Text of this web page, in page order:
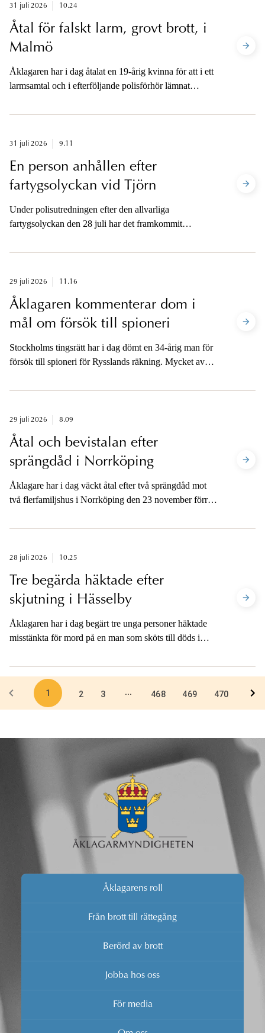
31 juli 2026 10.24
Åtal för falskt larm, grovt brott, i
Malmö
Åklagaren har i dag åtalat en 19-årig kvinna för att i ett
larmsamtal och i efterföljande polisförhör lämnat
förföljt henne, slagit henne och försökt att utsätta henne
agerande gjorde att polisen satte in omfattande
31 juli 2026 9.11
En person anhållen efter
fartygsolyckan vid Tjörn
Under polisutredningen efter den allvarliga
fartygsolyckan den 28 juli har det framkommit
handelsfartyget. Misstankarna gäller vårdslöshet i
Kungälvs kommun.
29 juli 2026 11.16
Åklagaren kommenterar dom i
mål om försök till spioneri
Stockholms tingsrätt har i dag dömt en 34-årig man för
försök till spioneri för Rysslands räkning. Mycket av
och de inblandade parterna är belagda med
29 juli 2026 8.09
Åtal och bevistalan efter
sprängdåd i Norrköping
Åklagare har i dag väckt åtal efter två sprängdåd mot
två flerfamiljshus i Norrköping den 23 november förra
polisen samma dag ytterligare en sprängning i
person kom till skada vid händelserna. Åtal och
transportörer som tillhandahållit de termosbomber som
använts och varit avsedda att användas.
28 juli 2026 10.25
Tre begärda häktade efter
skjutning i Hässelby
Åklagaren har i dag begärt tre unga personer häktade
misstänkta för mord på en man som sköts till döds i
är tillgänglig för media efter att alla tre
häktningsförhandlingar är avslutade.
1 2 3 ... 468 469 470
Åklagarens roll
Från brott till rättegång
Berörd av brott
Jobba hos oss
För media